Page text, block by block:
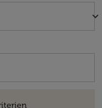
keyboard_arrow_down